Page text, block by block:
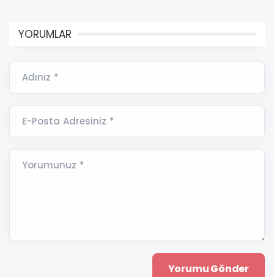
YORUMLAR
Adınız *
E-Posta Adresiniz *
Yorumunuz *